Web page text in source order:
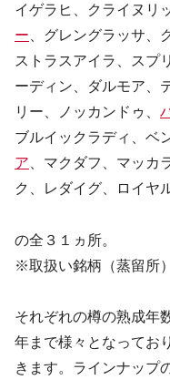
イゲラヒ、クライヌリ
ー 、グレングラッサ、
ストラスアイラ、スプ
ーディン、ダルモア、
リー、ノッカンドゥ、
ブルイックラディ、ベ
ア 、マクダフ、マッカ
ク、レダイグ、ロイヤ
の全３１ヵ所。
※取扱い銘柄（蒸留所
それぞれの樽の熟成年
年まで様々となってお
きます。ラインナップ